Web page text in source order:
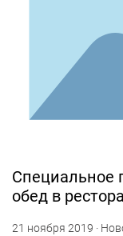
Специальное
обед в
21 ноября 2019 ·